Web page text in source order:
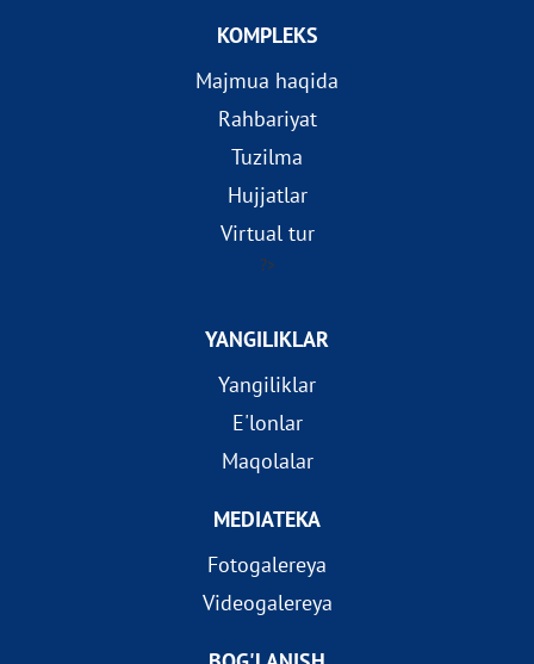
KOMPLEKS
Majmua haqida
Rahbariyat
Tuzilma
Hujjatlar
Virtual tur
?>
YANGILIKLAR
Yangiliklar
E'lonlar
Maqolalar
MEDIATEKA
Fotogalereya
Videogalereya